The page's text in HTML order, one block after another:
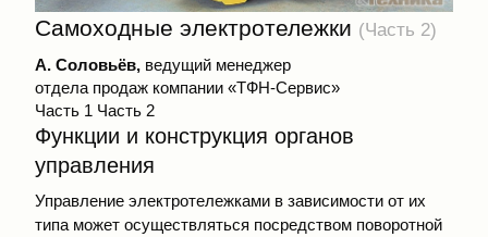
Самоходные электротележки (Часть 2)
А. Соловьёв, ведущий менеджер
отдела продаж компании «ТФН-Сервис»
Часть 1 Часть 2
Функции и конструкция органов
управления
Управление электротележками в зависимости от их
типа может осуществляться посредством поворотной